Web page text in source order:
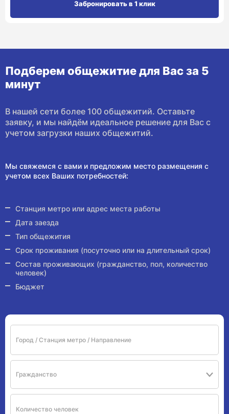
Забронировать в 1 клик
Подберем общежитие для Вас за 5
минут
В нашей сети более 100 общежитий. Оставьте
заявку, и мы найдём идеальное решение для Вас с
учетом загрузки наших общежитий.
Мы свяжемся с вами и предложим место размещения с
учетом всех Ваших потребностей:
Станция метро или адрес места работы
Дата заезда
Тип общежития
Срок проживания (посуточно или на длительный срок)
Состав проживающих (гражданство, пол, количество
человек)
Бюджет
Гражданство